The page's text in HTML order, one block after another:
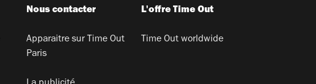
Nous contacter
Apparaitre sur Time Out
Paris
L'offre Time Out
Time Out worldwide